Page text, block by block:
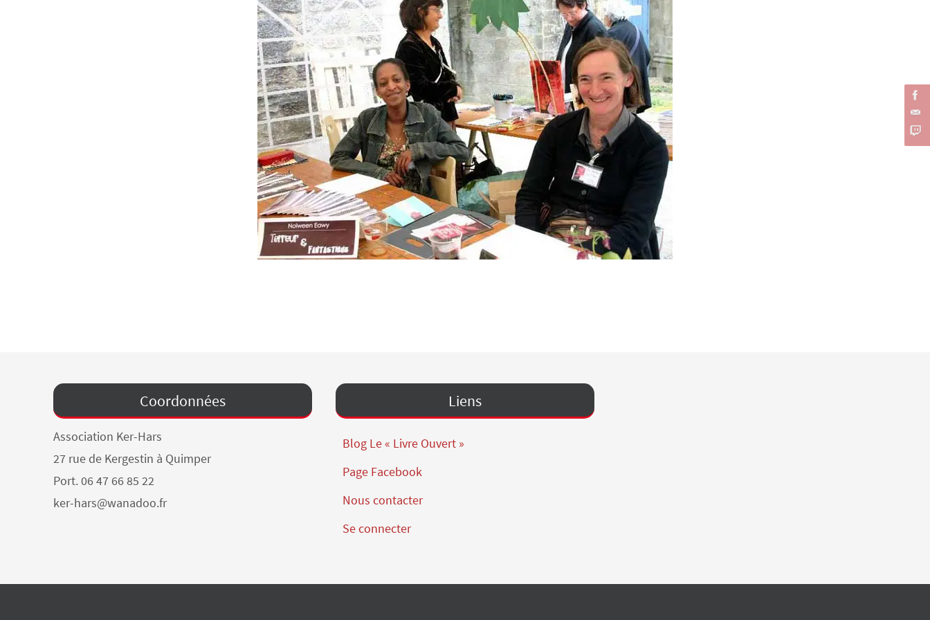
Coordonnées
Association Ker-Hars
27 rue de Kergestin à Quimper
Port. 06 47 66 85 22
ker-hars@wanadoo.fr
Liens
Blog Le « Livre Ouvert »
Page Facebook
Nous contacter
Se connecter